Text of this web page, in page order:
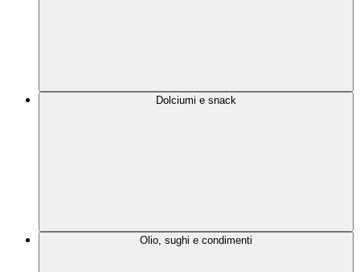
Dolciumi e snack
Olio, sughi e condimenti